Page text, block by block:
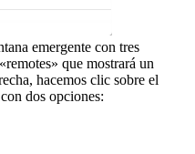
emergente con tres
que mostrará un
hacemos clic sobre el
dos opciones: